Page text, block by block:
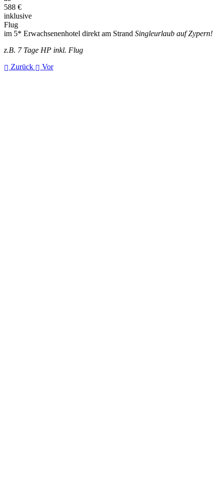
588 €
inklusive
Flug
im 5* Erwachsenenhotel direkt am Strand Singleurlaub auf Zypern!
z.B. 7 Tage HP inkl. Flug
Zurück
Vor